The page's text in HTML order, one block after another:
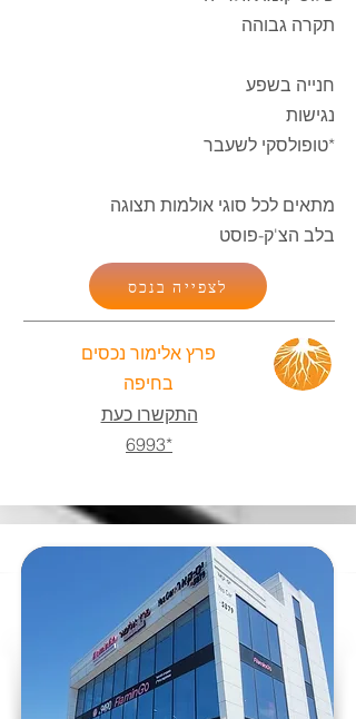
תקרה גבוהה
חנייה בשפע
נגישות
*טופולסקי לשעבר
מתאים לכל סוגי אולמות תצוגה
בלב הצ'ק-פוסט
לצפייה בנכס
פרץ אלימור נכסים
בחיפה
התקשרו כעת
*6993